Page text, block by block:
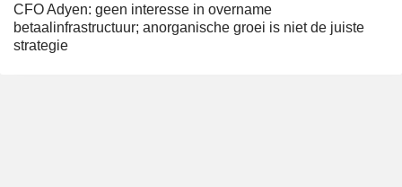
CFO Adyen: geen interesse in overname
betaalinfrastructuur; anorganische groei is niet de juiste
strategie